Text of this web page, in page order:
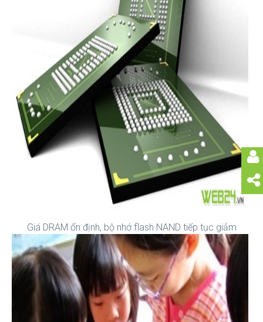
Giá DRAM ổn định, bộ nhớ flash NAND tiếp tục giảm